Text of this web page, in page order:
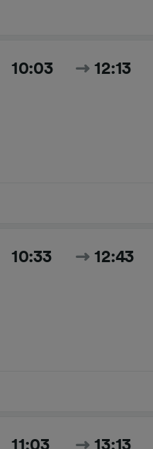
10:03 12:13
10:33 12:43
11:03 13:13